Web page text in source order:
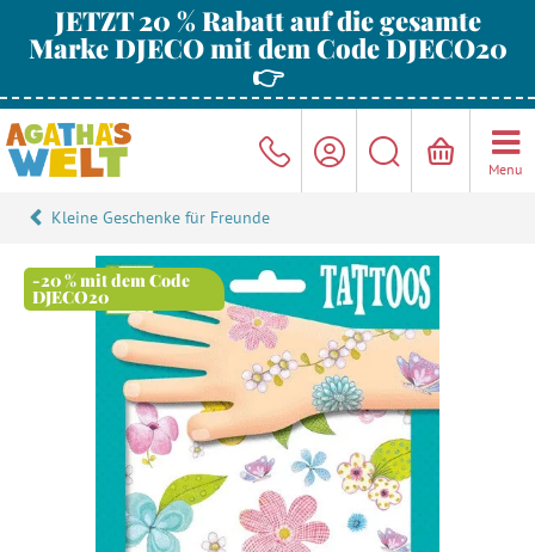
JETZT 20 % Rabatt auf die gesamte
Marke DJECO mit dem Code DJECO20
👉
Menu
Kleine Geschenke für Freunde
-20 % mit dem Code
DJECO20